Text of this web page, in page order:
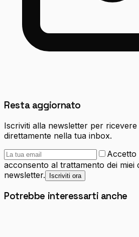
Resta aggiornato
Iscriviti alla newsletter per
direttamente nella tua inbox.
Accetto
acconsento al trattamento dei miei
newsletter.
Iscriviti ora
Potrebbe interessarti anche